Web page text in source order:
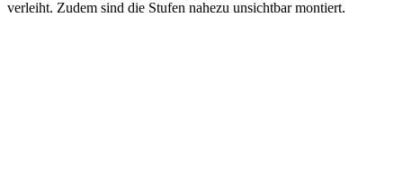
verleiht. Zudem sind die Stufen nahezu unsichtbar montiert.